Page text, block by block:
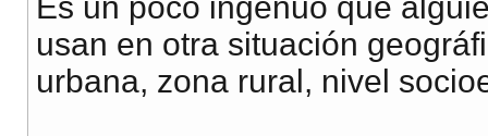
Es un poco ingenuo que
usan en otra situación
urbana, zona rural, nivel